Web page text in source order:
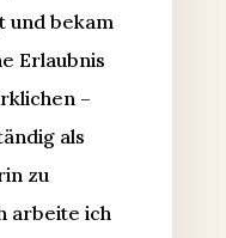
und bekam
Erlaubnis
–
als
zu
arbeite ich